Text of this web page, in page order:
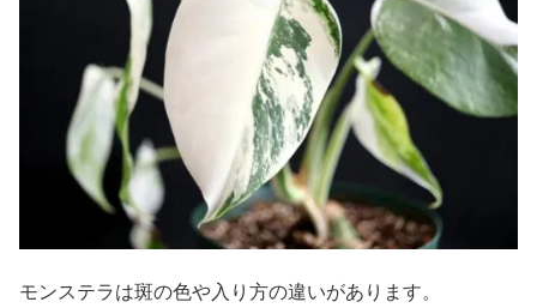
モンステラは斑の色や入り方の違いがあります。